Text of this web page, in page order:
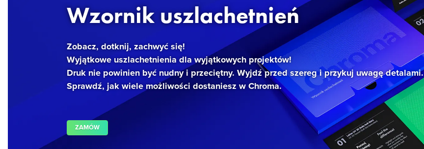
Wzornik uszlachetnień
Zobacz, dotknij, zachwyć się!
Wyjątkowe uszlachetnienia dla wyjątkowych projektów!
Druk nie powinien być nudny i przeciętny. Wyjdź przed szereg i przykuj uwagę detalami.
Sprawdź, jak wiele możliwości dostaniesz w Chroma.
ZAMÓW